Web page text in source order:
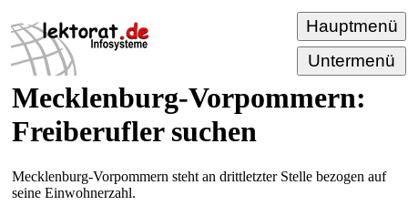
Hauptmenü
Untermenü
Mecklenburg-Vorpommern:
Freiberufler suchen
Mecklenburg-Vorpommern steht an drittletzter Stelle bezogen auf
seine Einwohnerzahl.